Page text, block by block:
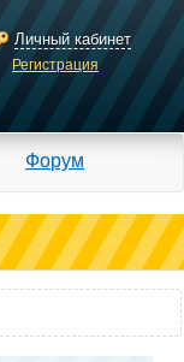
Личный кабинет
Регистрация
Форум